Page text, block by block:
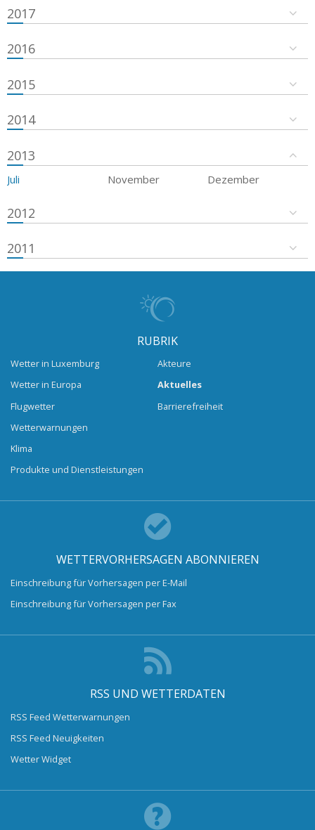
2017
2016
2015
2014
2013
Juli November Dezember
2012
2011
RUBRIK
Wetter in Luxemburg
Wetter in Europa
Flugwetter
Wetterwarnungen
Klima
Produkte und Dienstleistungen
Akteure
Aktuelles
Barrierefreiheit
WETTERVORHERSAGEN ABONNIEREN
Einschreibung für Vorhersagen per E-Mail
Einschreibung für Vorhersagen per Fax
RSS UND WETTERDATEN
RSS Feed Wetterwarnungen
RSS Feed Neuigkeiten
Wetter Widget